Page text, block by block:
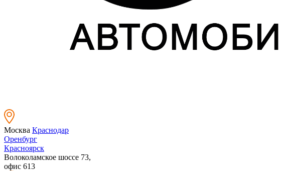
Москва Краснодар
Оренбург
Красноярск
Волоколамское шоссе 73,
офис 613